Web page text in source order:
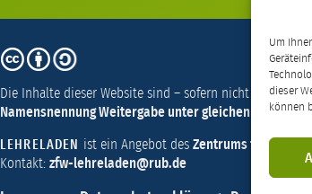
Um
dieser
können
CC
BY-
SA
4.0
Die Inhalte dieser Website sind – sofern nicht anders
Namensnennung Weitergabe unter gleichen
LEHRELADEN ist ein Angebot des Zentrums für
Kontakt: zfw-lehreladen@rub.de